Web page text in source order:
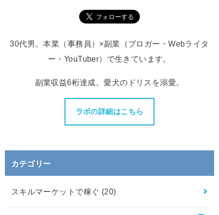
30代男。本業（事務員）×副業（ブロガー・Webライタ
ー・YouTuber）で生きています。
副業収益6桁達成。愛犬のドリスを溺愛。
ラボの詳細はこちら
カテゴリー
スキルマーケットで稼ぐ (20)